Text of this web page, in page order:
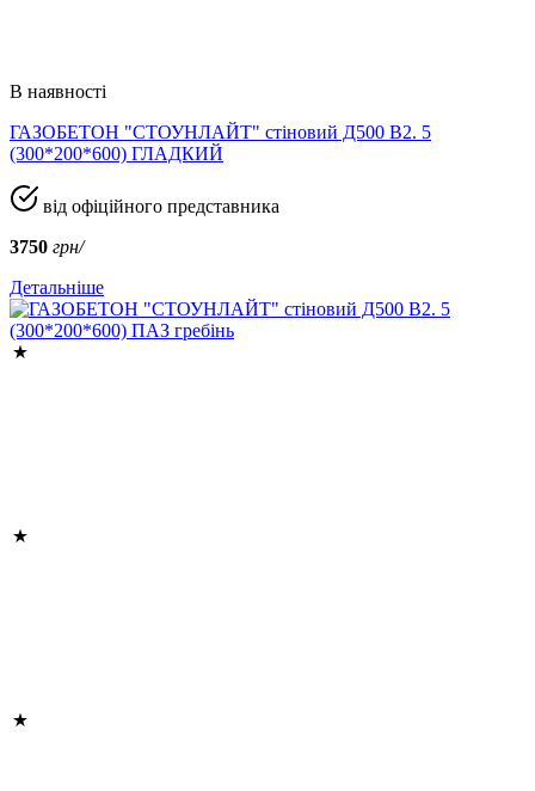
В наявності
ГАЗОБЕТОН "СТОУНЛАЙТ" стіновий Д500 В2. 5
(300*200*600) ГЛАДКИЙ
від офіційного представника
3750 грн/
Детальніше